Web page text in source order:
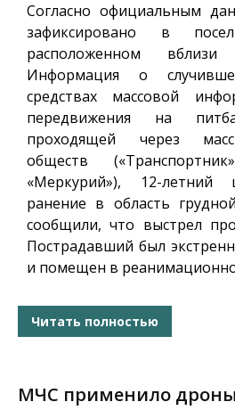
Согласно официальным
зафиксировано в
расположенном
Информация о
средствах массовой
передвижения на
проходящей через
обществ
«Меркурий»), 12-летний
ранение в область
сообщили, что выстрел
Пострадавший был
и помещен в
Читать полностью
МЧС применило